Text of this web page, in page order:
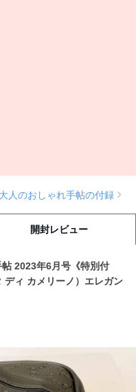
大人のおしゃれ手帖の付録
開封レビュー
帖 2023年6月号《特別付
ィ カメリーノ）エレガン